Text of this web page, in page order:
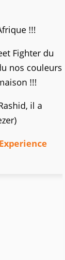
!!!
Fighter du
nos couleurs
!!!
il a